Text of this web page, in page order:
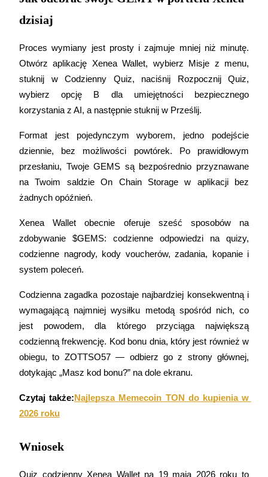
tokenach
Blokady BTR
Ekskluzywne inwestycje dla posiadaczy BTR
Pożyczki
Usługa pożyczek wspieranych kryptowalutami
dzisiaj
Proces wymiany jest prosty i zajmuje mniej niż minutę.
Otwórz aplikację Xenea Wallet, wybierz Misje z menu,
stuknij w Codzienny Quiz, naciśnij Rozpocznij Quiz,
wybierz opcję B dla umiejętności bezpiecznego
korzystania z AI, a następnie stuknij w Prześlij.
Format jest pojedynczym wyborem, jedno podejście
dziennie, bez możliwości powtórek. Po prawidłowym
przesłaniu, Twoje GEMS są bezpośrednio przyznawane
na Twoim saldzie On Chain Storage w aplikacji bez
żadnych opóźnień.
Xenea Wallet obecnie oferuje sześć sposobów na
zdobywanie $GEMS: codzienne odpowiedzi na quizy,
codzienne nagrody, kody voucherów, zadania, kopanie i
system poleceń.
Codzienna zagadka pozostaje najbardziej konsekwentną i
wymagającą najmniej wysiłku metodą spośród nich, co
jest powodem, dla którego przyciąga największą
codzienną frekwencję. Kod bonu dnia, który jest również w
obiegu, to ZOTTSO57 — odbierz go z strony głównej,
dotykając „Masz kod bonu?” na dole ekranu.
Czytaj także:Najlepsza Memecoin TON do kupienia w
2026 roku
Wniosek
Quiz codzienny Xenea Wallet na 19 maja 2026 roku to